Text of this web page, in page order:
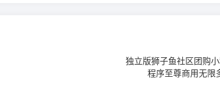
独立版狮子鱼社区团购
程序至尊商用无限